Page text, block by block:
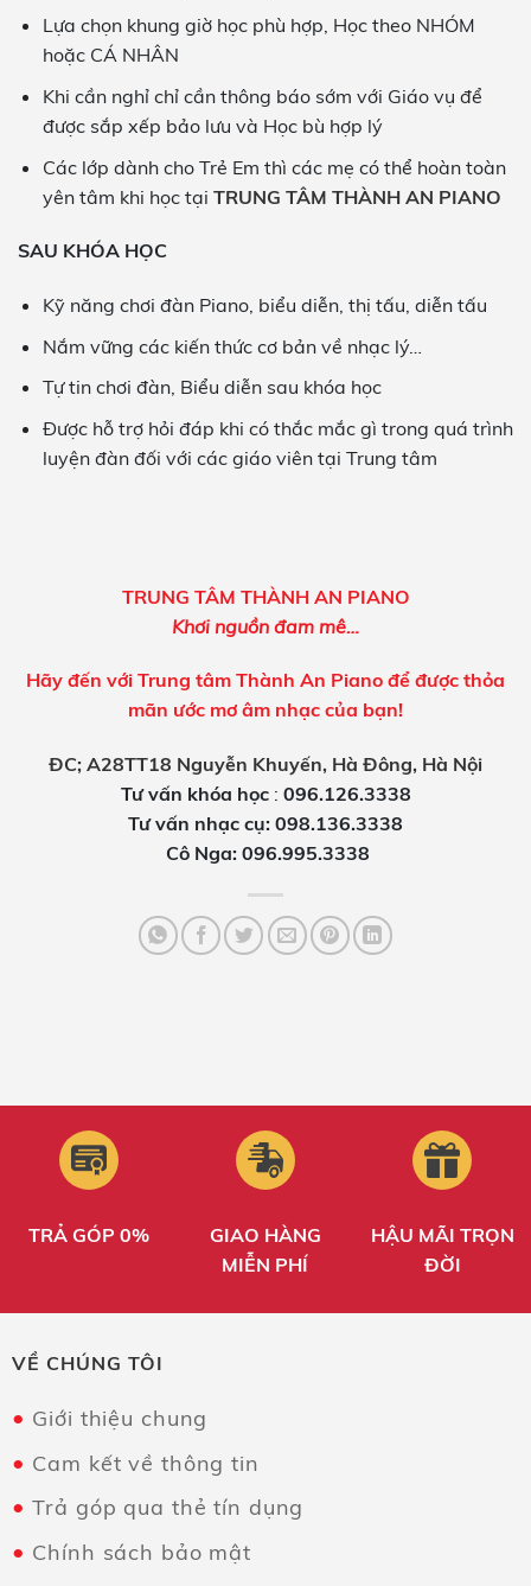
Lựa chọn khung giờ học phù hợp, Học theo NHÓM
hoặc CÁ NHÂN
Khi cần nghỉ chỉ cần thông báo sớm với Giáo vụ để
được sắp xếp bảo lưu và Học bù hợp lý
Các lớp dành cho Trẻ Em thì các mẹ có thể hoàn toàn
yên tâm khi học tại TRUNG TÂM THÀNH AN PIANO
SAU KHÓA HỌC
Kỹ năng chơi đàn Piano, biểu diễn, thị tấu, diễn tấu
Nắm vững các kiến thức cơ bản về nhạc lý…
Tự tin chơi đàn, Biểu diễn sau khóa học
Được hỗ trợ hỏi đáp khi có thắc mắc gì trong quá trình
luyện đàn đối với các giáo viên tại Trung tâm
TRUNG TÂM THÀNH AN PIANO
Khơi nguồn đam mê…
Hãy đến với Trung tâm Thành An Piano để được thỏa
mãn ước mơ âm nhạc của bạn!
ĐC; A28TT18 Nguyễn Khuyến, Hà Đông, Hà Nội
Tư vấn khóa học : 096.126.3338
Tư vấn nhạc cụ: 098.136.3338
Cô Nga: 096.995.3338
TRẢ GÓP 0%
GIAO HÀNG
MIỄN PHÍ
HẬU MÃI TRỌN
ĐỜI
VỀ CHÚNG TÔI
Giới thiệu chung
Cam kết về thông tin
Trả góp qua thẻ tín dụng
Chính sách bảo mật